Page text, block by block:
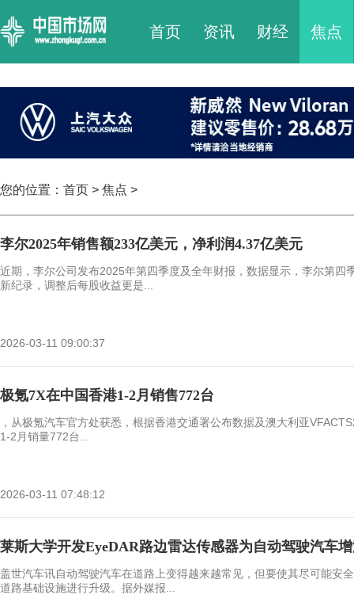
首页 资讯 财经 焦点
您的位置： 首页 > 焦点 >
李尔2025年销售额233亿美元，净利润4.37亿美元
近期，李尔公司发布2025年第四季度及全年财报，数据显示，李尔第四
新纪录，调整后每股收益更是...
2026-03-11 09:00:37
极氪7X在中国香港1-2月销售772台
，从极氪汽车官方处获悉，根据香港交通署公布数据及澳大利亚
1-2月销量772台...
2026-03-11 07:48:12
莱斯大学开发EyeDAR路边雷达传感器为自动驾驶汽车
盖世汽车讯自动驾驶汽车在道路上变得越来越常见，但要使其尽可能安
道路基础设施进行升级。据外媒报...